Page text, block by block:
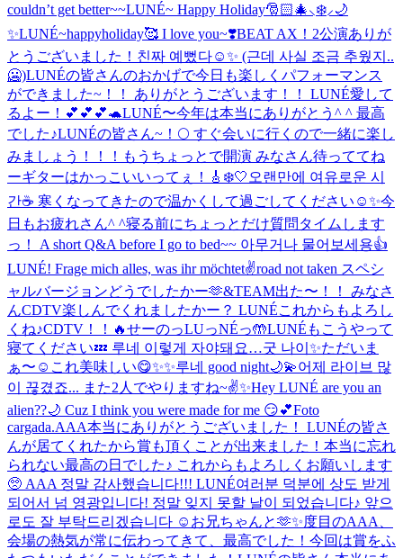
couldn’t get better~~LUNÉ~ Happy Holiday🎅🏻🎄⸜❄️⸝🌙
✨LUNÉ~happyholiday🥰 I love you~❣️BEAT AX！2公演ありが
とうございました！ 친짜 예뻤다☺️✨ (근데 사실 조금 추웠지..
🥶)LUNÉの皆さんのおかげで今日も楽しくパフォーマンス
ができました~！！ ありがとうございます！！ LUNÉ愛して
るよー！💕💕💕🐢LUNÉ〜今年は本当にありがとう^ ^ 最高
でした♪LUNÉの皆さん~！🌕 すぐ会いに行くので一緒に楽し
みましょう！！！ もうちょっとで開演 みなさん待っててね
ーギターはかっこいいってぇ！🎸 ❄️🤍 오랜만에 여유로운 시
간☕️ 寒くなってきたので温かくして過ごしてください☺️✨今
日もお疲れさん^ ^寝る前にちょっとだけ質問タイムします
っ！ A short Q&A before I go to bed~~ 아무거나 물어보세용👍
LUNÉ! Frage mich alles, was ihr möchtet✌️road not taken スペシ
ャルバージョンどうでしたかー🫶&TEAM出た〜！！ みなさ
んCDTV楽しんでくれましたかー？ LUNÉこれからもよろし
くね♪CDTV！！🔥せーのっLUっNÉっ🤲LUNÉもこうやって
寝てください💤 루네 이렇게 자야돼요…굿 나이✨ただいま
ぁ〜☺️ これ美味しい😋✨✨루네 good night🌙💫어제 라이브 많
이 끊겼죠... また2人でやりますね~✌️✨Hey LUNÉ are you an
alien??🌙 Cuz I think you were made for me 😏💕Foto
cargada.AAA本当にありがとうございました！ LUNÉの皆さ
んが居てくれたから賞も頂くことが出来ました！本当に忘れ
られない最高の日でした♪ これからもよろしくお願いします
🥺 AAA 정말 감사했습니다!!! LUNÉ여러분 덕분에 상도 받게
되어서 넘 영광입니다! 정말 잊지 못할 날이 되었습니다♪ 앞으
로도 잘 부탁드리겠습니다 ☺️ お兄ちゃんと🫶✨度目のAAA、
会場の熱気が常に伝わってきて、最高でした！今回は賞をふ